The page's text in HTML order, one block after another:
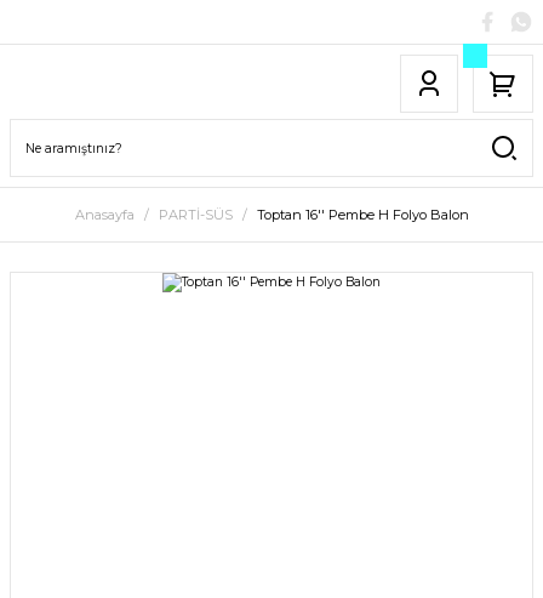
Anasayfa PARTİ-SÜS Toptan 16'' Pembe H Folyo Balon